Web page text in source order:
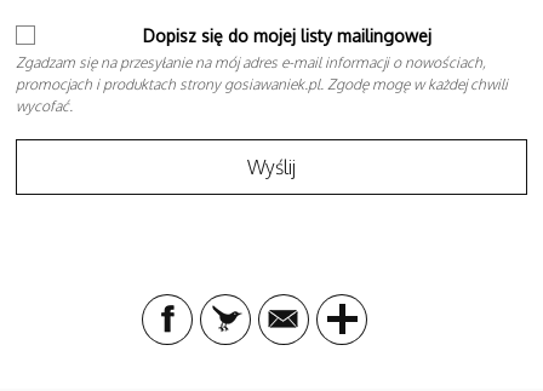
Dopisz się do mojej listy mailingowej
Zgadzam się na przesyłanie na mój adres e-mail informacji o nowościach,
promocjach i produktach strony gosiawaniek.pl. Zgodę mogę w każdej chwili
wycofać.